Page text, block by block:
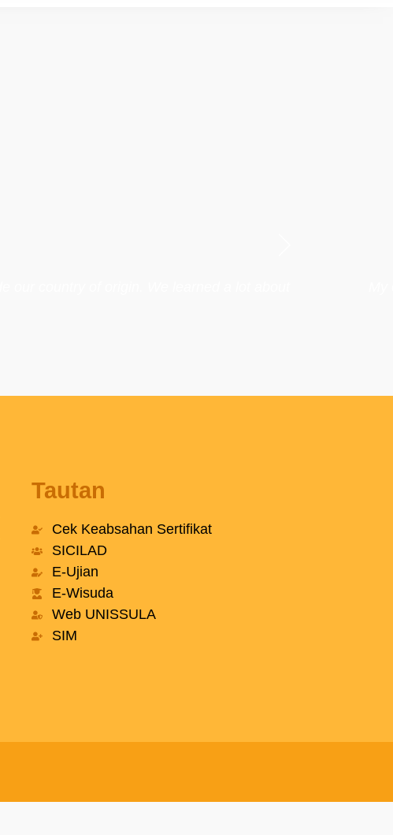
Tautan
Cek Keabsahan Sertifikat
SICILAD
E-Ujian
E-Wisuda
Web UNISSULA
SIM